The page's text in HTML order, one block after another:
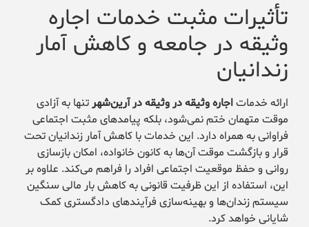
تأثیرات مثبت خدمات اجاره
وثیقه در جامعه و کاهش آمار
زندانیان
ارائه خدماتاجاره وثیقه در وثیقه در آرین‌شهرتنها به آزادی
موقت متهمان ختم نمی‌شود، بلکه پیامدهای مثبت اجتماعی
فراوانی به همراه دارد. این خدمات با کاهش آمار زندانیان تحت
قرار و بازگشت موقت آن‌ها به کانون خانواده، امکان بازسازی
روانی و حفظ موقعیت اجتماعی افراد را فراهم می‌کند. علاوه بر
این، استفاده از این ظرفیت قانونی به کاهش بار مالی سنگین
سیستم زندان‌ها و بهینه‌سازی فرآیندهای دادگستری کمک
شایانی خواهد کرد.